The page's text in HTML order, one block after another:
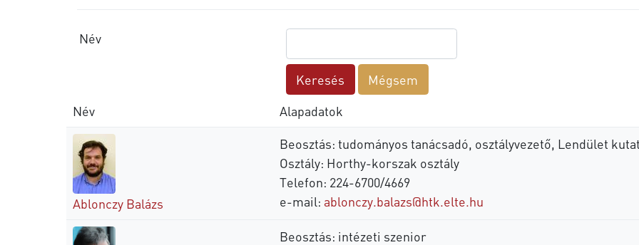
Név
Név Alapadatok
Ablonczy Balázs
Beosztás: tudományos tanácsadó, osztályvezető, Lendület
Osztály: Horthy-korszak osztály
Telefon: 224-6700/4669
e-mail: ablonczy.balazs@htk.elte.hu
Beosztás: intézeti szenior